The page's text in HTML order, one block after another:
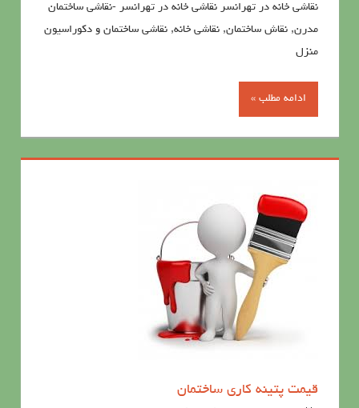
نقاشی خانه در تهرانسر نقاشی خانه در تهرانسر -نقاشی ساختمان
مدرن, نقاش ساختمان, نقاشی خانه, نقاشی ساختمان و دکوراسیون
منزل
ادامه مطلب »
قیمت پتینه کاری ساختمان